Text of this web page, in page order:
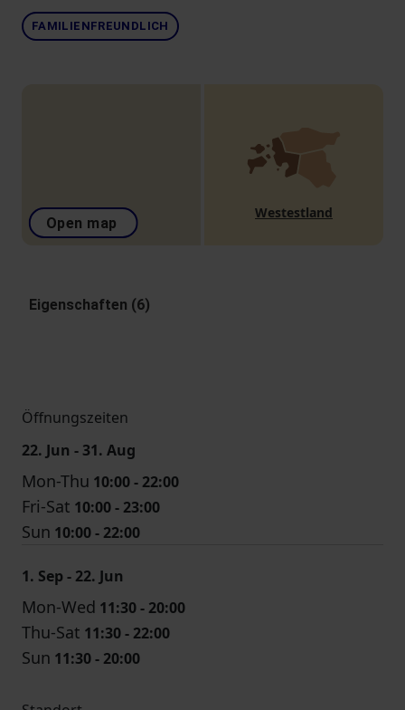
FAMILIENFREUNDLICH
Open map
Westestland
Eigenschaften (6)
Öffnungszeiten
22. Jun - 31. Aug
Mon-Thu 10:00 - 22:00
Fri-Sat 10:00 - 23:00
Sun 10:00 - 22:00
1. Sep - 22. Jun
Mon-Wed 11:30 - 20:00
Thu-Sat 11:30 - 22:00
Sun 11:30 - 20:00